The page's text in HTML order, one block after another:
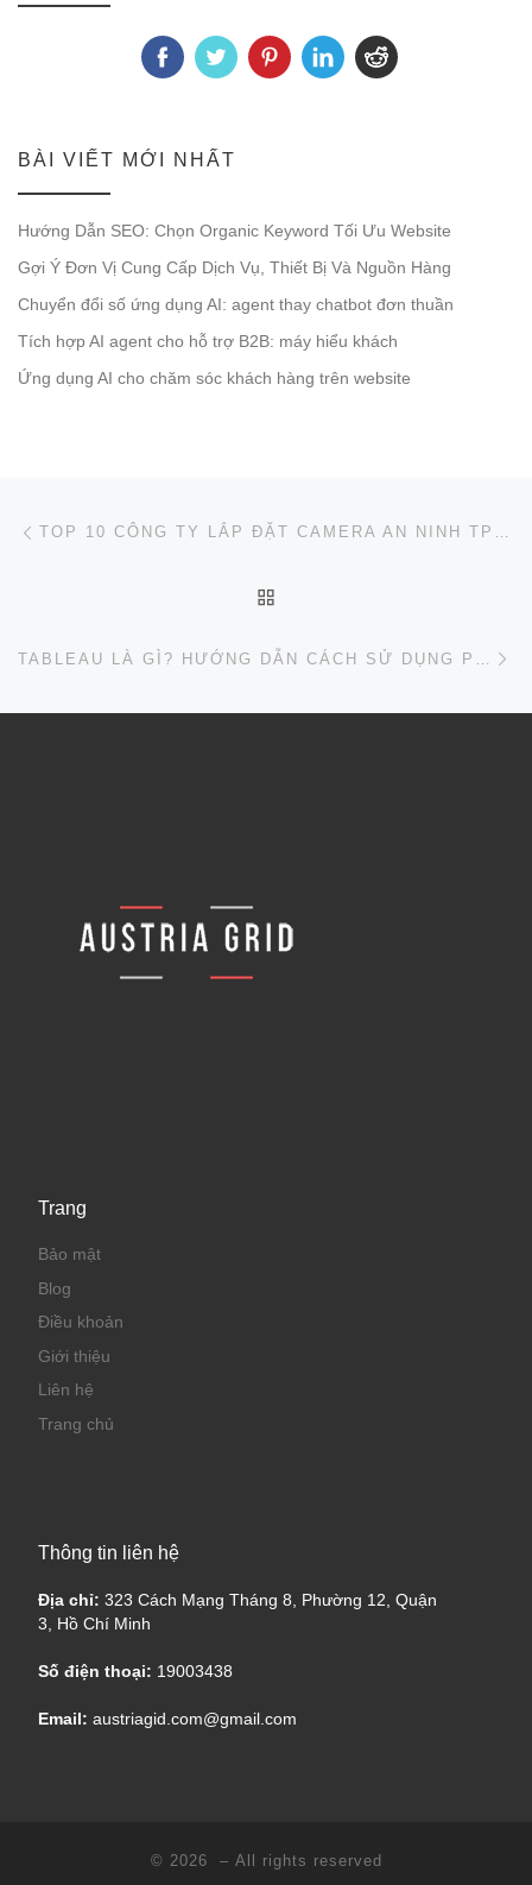
BÀI VIẾT MỚI NHẤT
Hướng Dẫn SEO: Chọn Organic Keyword Tối Ưu Website
Gợi Ý Đơn Vị Cung Cấp Dịch Vụ, Thiết Bị Và Nguồn Hàng
Chuyển đổi số ứng dụng AI: agent thay chatbot đơn thuần
Tích hợp AI agent cho hỗ trợ B2B: máy hiểu khách
Ứng dụng AI cho chăm sóc khách hàng trên website
Post navigation
Trang
Bảo mật
Blog
Điều khoản
Giới thiệu
Liên hệ
Trang chủ
Thông tin liên hệ
Địa chỉ: 323 Cách Mạng Tháng 8, Phường 12, Quận
3, Hồ Chí Minh
Số điện thoại: 19003438
Email: austriagid.com@gmail.com
© 2026 – All rights reserved